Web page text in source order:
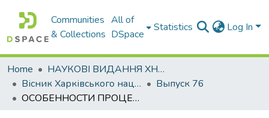
Communities
& Collections
All of
DSpace
Statistics Log In
Home
НАУКОВІ ВИДАННЯ ХНАДУ
Вісник Харківського національного автомобільно-дорожнього університету / Вестник Харьковского национального автомобильно-дорожного университета
Выпуск 76
ОСОБЕННОСТИ ПРОЦЕССОВ ВНЕДРЕНИЯ ВИНТОВЫХ РАБОЧИХ ОРГАНОВ НА НАЧАЛЬНОЙ СТАДИИ ПРОКОЛА ГРУНТА